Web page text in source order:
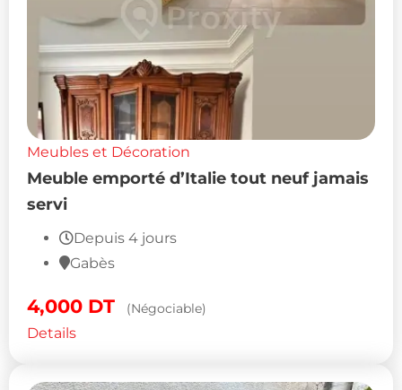
Meubles et Décoration
Meuble emporté d’Italie tout neuf jamais
servi
Depuis 4 jours
Gabès
4,000 DT (Négociable)
Details